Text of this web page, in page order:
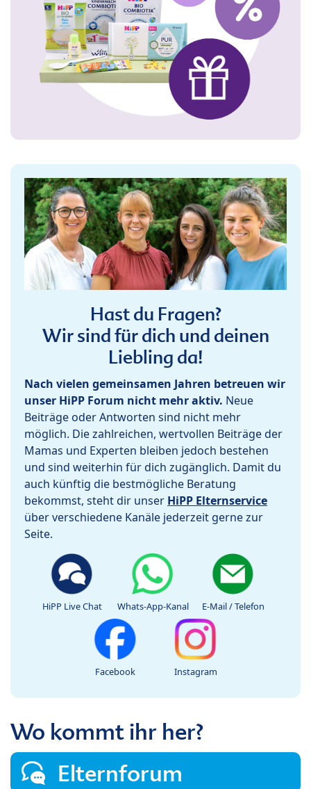
Hast du Fragen?
Wir sind für dich und deinen
Liebling da!
Nach vielen gemeinsamen Jahren betreuen wir
unser HiPP Forum nicht mehr aktiv. Neue
Beiträge oder Antworten sind nicht mehr
möglich. Die zahlreichen, wertvollen Beiträge der
Mamas und Experten bleiben jedoch bestehen
und sind weiterhin für dich zugänglich. Damit du
auch künftig die bestmögliche Beratung
bekommst, steht dir unser HiPP Elternservice
über verschiedene Kanäle jederzeit gerne zur
Seite.
HiPP Live Chat Whats-App-Kanal E-Mail / Telefon
Facebook Instagram
Wo kommt ihr her?
Elternforum